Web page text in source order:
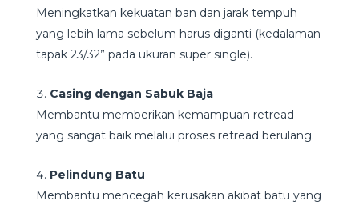
Meningkatkan kekuatan ban dan jarak tempuh
yang lebih lama sebelum harus diganti (kedalaman
tapak 23/32” pada ukuran super single).
Casing dengan Sabuk Baja
Membantu memberikan kemampuan retread
yang sangat baik melalui proses retread berulang.
Pelindung Batu
Membantu mencegah kerusakan akibat batu yang